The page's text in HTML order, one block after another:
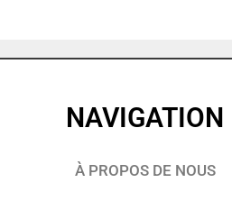
NAVIGATION
À PROPOS DE NOUS